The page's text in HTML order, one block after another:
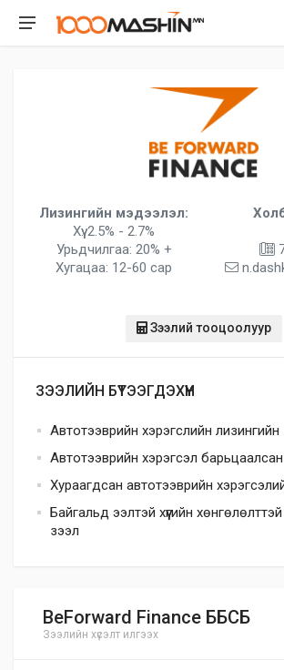
Лизингийн мэдээлэл:
Хүү: 2.5% - 2.7%
Урьдчилгаа: 20% +
Хугацаа: 12-60 сар
Зээлий тооцоолуур
ЗЭЭЛИЙН БҮТЭЭГДЭХҮҮН
Автотээврийн хэрэгслийн лизингийн
Автотээврийн хэрэгсэл
Хураагдсан автотээврийн
Байгальд ээлтэй хүүгийн
зээл
BeForward Finance ББСБ
Зээлийн хүсэлт илгээх